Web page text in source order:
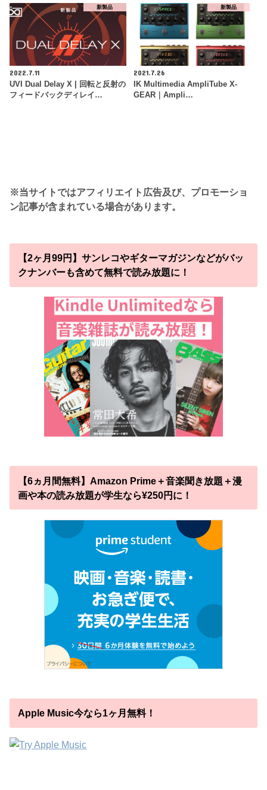
新製品
2022.7.11
UVI Dual Delay X | 回転と反射の
フィードバックディレイ…
新製品
2021.7.26
IK Multimedia AmpliTube X-
GEAR｜Ampli…
※当サイトではアフィリエイト広告及び、プロモーショ
ン記事が含まれている場合があります。
【2ヶ月99円】サンレコやギターマガジンなどがバッ
クナンバーも含めて無料で読み放題に！
【6ヵ月間無料】Amazon Prime＋音楽聞き放題＋漫
画や本の読み放題が学生なら¥250円に！
Apple Music今なら1ヶ月無料！